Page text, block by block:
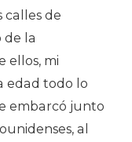
calles de
de la
ellos, mi
edad todo lo
embarcó junto
al